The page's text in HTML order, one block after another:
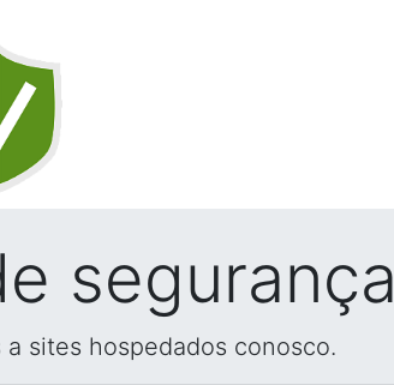
segurança
sites hospedados conosco.